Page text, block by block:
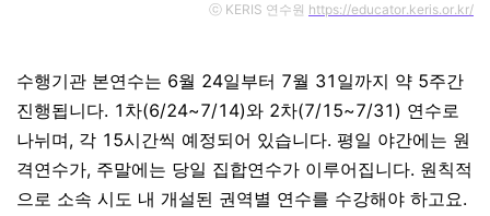
ⓒ KERIS 연수원 https://educator.keris.or.kr/
수행기관 본연수는 6월 24일부터 7월 31일까지 약 5주간
진행됩니다. 1차(6/24~7/14)와 2차(7/15~7/31) 연수로
나뉘며, 각 15시간씩 예정되어 있습니다. 평일 야간에는 원
격연수가, 주말에는 당일 집합연수가 이루어집니다. 원칙적
으로 소속 시도 내 개설된 권역별 연수를 수강해야 하고요.